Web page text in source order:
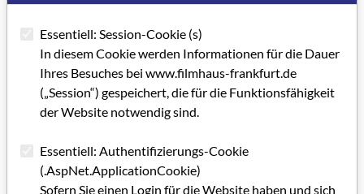
Artikel im PDF aufrufen
Essentiell: Session-Cookie (s)
In diesem Cookie werden Informationen für die Dauer
Ihres Besuches bei www.filmhaus-frankfurt.de
(„Session“) gespeichert, die für die Funktionsfähigkeit
der Website notwendig sind.
Essentiell: Authentifizierungs-Cookie
(.AspNet.ApplicationCookie)
Sofern Sie einen Login für die Website haben und sich